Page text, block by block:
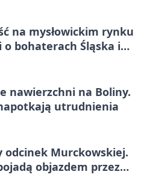
na mysłowickim rynku
o bohaterach Śląska i
nawierzchni na Boliny.
utrudnienia
odcinek Murckowskiej.
objazdem przez